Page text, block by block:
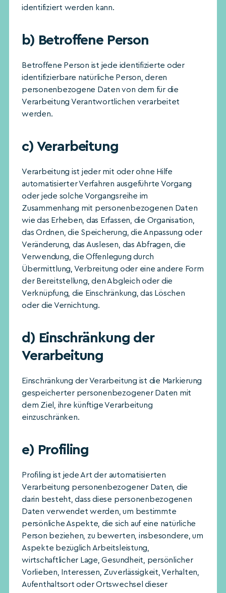
identifiziert werden kann.
b) Betroffene Person
Betroffene Person ist jede identifizierte oder
identifizierbare natürliche Person, deren
personenbezogene Daten von dem für die
Verarbeitung Verantwortlichen verarbeitet
werden.
c) Verarbeitung
Verarbeitung ist jeder mit oder ohne Hilfe
automatisierter Verfahren ausgeführte Vorgang
oder jede solche Vorgangsreihe im
Zusammenhang mit personenbezogenen Daten
wie das Erheben, das Erfassen, die Organisation,
das Ordnen, die Speicherung, die Anpassung oder
Veränderung, das Auslesen, das Abfragen, die
Verwendung, die Offenlegung durch
Übermittlung, Verbreitung oder eine andere Form
der Bereitstellung, den Abgleich oder die
Verknüpfung, die Einschränkung, das Löschen
oder die Vernichtung.
d) Einschränkung der
Verarbeitung
Einschränkung der Verarbeitung ist die Markierung
gespeicherter personenbezogener Daten mit
dem Ziel, ihre künftige Verarbeitung
einzuschränken.
e) Profiling
Profiling ist jede Art der automatisierten
Verarbeitung personenbezogener Daten, die
darin besteht, dass diese personenbezogenen
Daten verwendet werden, um bestimmte
persönliche Aspekte, die sich auf eine natürliche
Person beziehen, zu bewerten, insbesondere, um
Aspekte bezüglich Arbeitsleistung,
wirtschaftlicher Lage, Gesundheit, persönlicher
Vorlieben, Interessen, Zuverlässigkeit, Verhalten,
Aufenthaltsort oder Ortswechsel dieser